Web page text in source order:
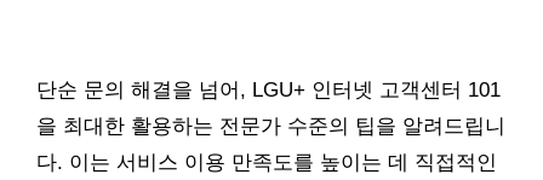
단순 문의 해결을 넘어, LGU+ 인터넷 고객센터 101
을 최대한 활용하는 전문가 수준의 팁을 알려드립니
다. 이는 서비스 이용 만족도를 높이는 데 직접적인